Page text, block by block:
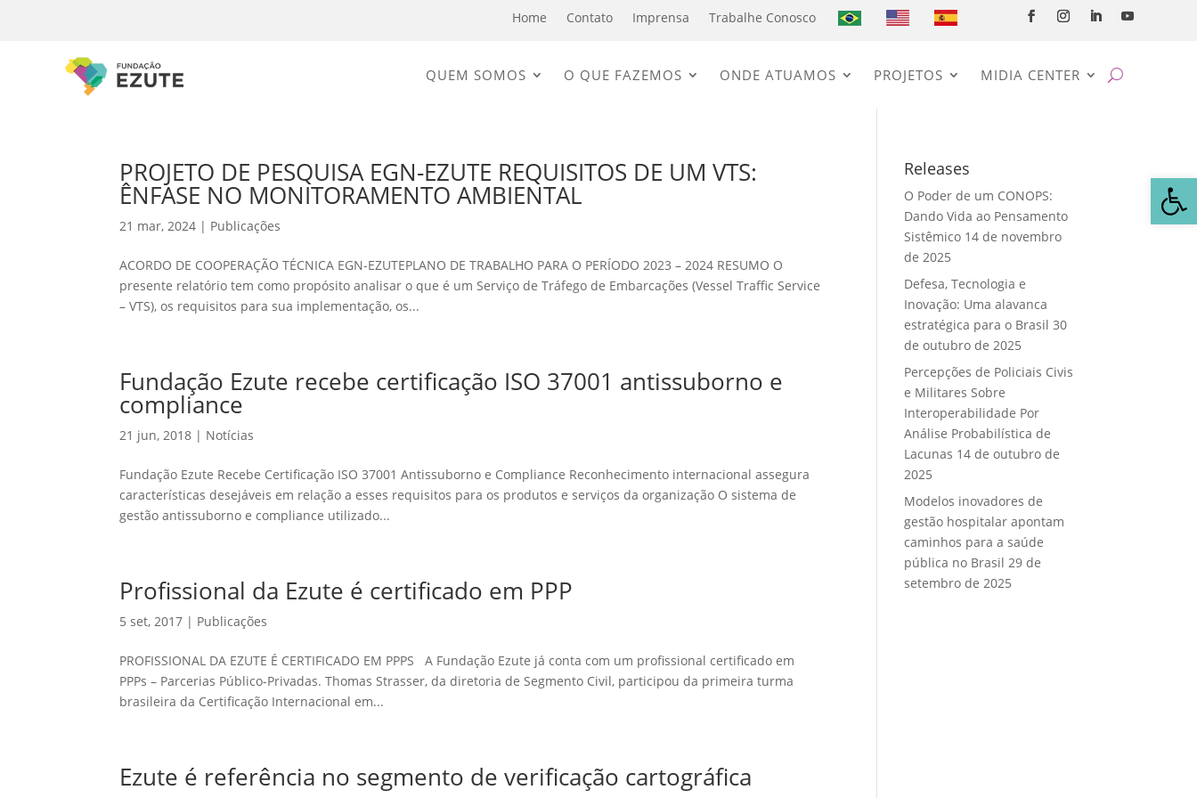
Home Contato Imprensa Trabalhe Conosco
QUEM SOMOS O QUE FAZEMOS ONDE ATUAMOS PROJETOS MIDIA CENTER
PROJETO DE PESQUISA EGN-EZUTE REQUISITOS DE UM VTS:
ÊNFASE NO MONITORAMENTO AMBIENTAL
21 mar, 2024 | Publicações
ACORDO DE COOPERAÇÃO TÉCNICA EGN-EZUTEPLANO DE TRABALHO PARA O PERÍODO 2023 – 2024 RESUMO O
presente relatório tem como propósito analisar o que é um Serviço de Tráfego de Embarcações (Vessel Traffic Service
– VTS), os requisitos para sua implementação, os...
Fundação Ezute recebe certificação ISO 37001 antissuborno e
compliance
21 jun, 2018 | Notícias
Fundação Ezute Recebe Certificação ISO 37001 Antissuborno e Compliance Reconhecimento internacional assegura
características desejáveis em relação a esses requisitos para os produtos e serviços da organização O sistema de
gestão antissuborno e compliance utilizado...
Profissional da Ezute é certificado em PPP
5 set, 2017 | Publicações
PROFISSIONAL DA EZUTE É CERTIFICADO EM PPPS A Fundação Ezute já conta com um profissional certificado em
PPPs – Parcerias Público-Privadas. Thomas Strasser, da diretoria de Segmento Civil, participou da primeira turma
brasileira da Certificação Internacional em...
Ezute é referência no segmento de verificação cartográfica
Releases
O Poder de um CONOPS:
Dando Vida ao Pensamento
Sistêmico 14 de novembro
de 2025
Defesa, Tecnologia e
Inovação: Uma alavanca
estratégica para o Brasil 30
de outubro de 2025
Percepções de Policiais Civis
e Militares Sobre
Interoperabilidade Por
Análise Probabilística de
Lacunas 14 de outubro de
2025
Modelos inovadores de
gestão hospitalar apontam
caminhos para a saúde
pública no Brasil 29 de
setembro de 2025
Abrir